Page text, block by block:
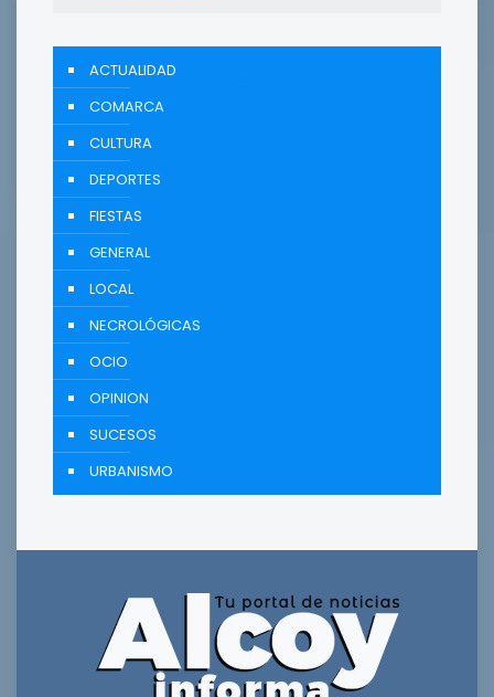
ACTUALIDAD
COMARCA
CULTURA
DEPORTES
FIESTAS
GENERAL
LOCAL
NECROLÓGICAS
OCIO
OPINION
SUCESOS
URBANISMO